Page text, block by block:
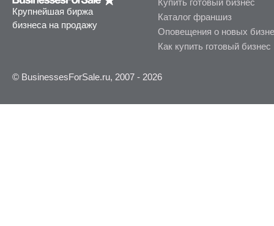
Крупнейшая биржа
бизнеса на продажу
Купить готовый бизнес
Каталог франшиз
Оповещения о новых
Как купить готовый бизнес
© BusinessesForSale.ru, 2007 - 2026